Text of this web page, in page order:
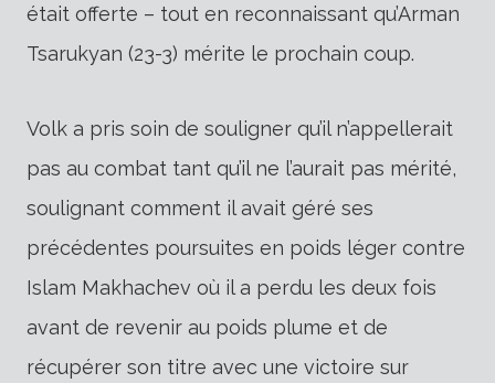
était offerte – tout en reconnaissant qu’Arman
Tsarukyan (23-3) mérite le prochain coup.
Volk a pris soin de souligner qu’il n’appellerait
pas au combat tant qu’il ne l’aurait pas mérité,
soulignant comment il avait géré ses
précédentes poursuites en poids léger contre
Islam Makhachev où il a perdu les deux fois
avant de revenir au poids plume et de
récupérer son titre avec une victoire sur